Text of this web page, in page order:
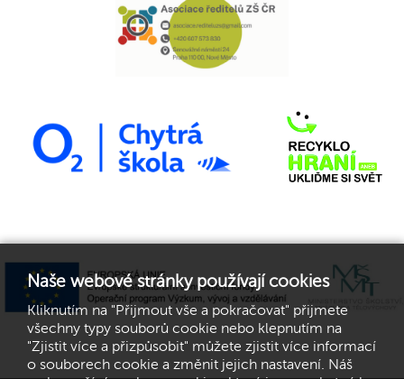
Naše webové stránky používají cookies
Kliknutím na "Přijmout vše a pokračovat" přijmete
všechny typy souborů cookie nebo klepnutím na
"Zjistit více a přizpůsobit" můžete zjistit více informací
o souborech cookie a změnit jejich nastavení. Náš